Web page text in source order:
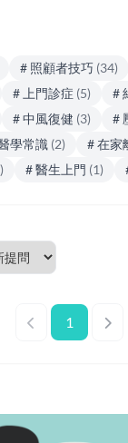
# 照顧者技巧 (34)
# 上門診症 (5) #
# 中風復健 (3) #
學常識 (2) # 在家
# 醫生上門 (1)
1